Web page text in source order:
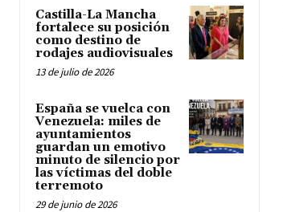
Castilla-La Mancha
fortalece su posición
como destino de
rodajes audiovisuales
13 de julio de 2026
España se vuelca con
Venezuela: miles de
ayuntamientos
guardan un emotivo
minuto de silencio por
las víctimas del doble
terremoto
29 de junio de 2026